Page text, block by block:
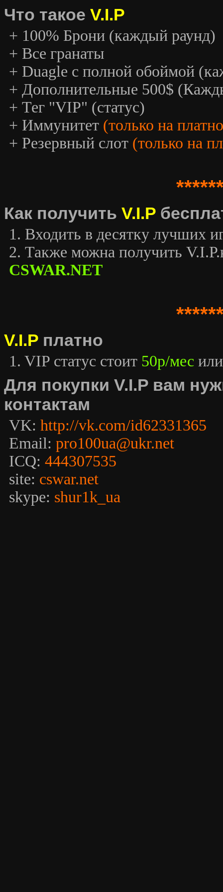
Что такое V.I.P
+ 100% Брони (каждый раунд)
+ Все гранаты
+ Duagle с полной обоймой
+ Дополнительные 500$
+ Тег "VIP" (статус)
+ Иммунитет (только на
+ Резервный слот (только на
Как получить V.I.P
1. Входить в десятку лучших
2. Также можна получить
CSWAR.NET
V.I.P платно
1. VIP статус стоит 50р/мес
Для покупки V.I.P вам
контактам
VK: http://vk.com/id62331365
Email: pro100ua@ukr.net
ICQ: 444307535
site: cswar.net
skype: shur1k_ua